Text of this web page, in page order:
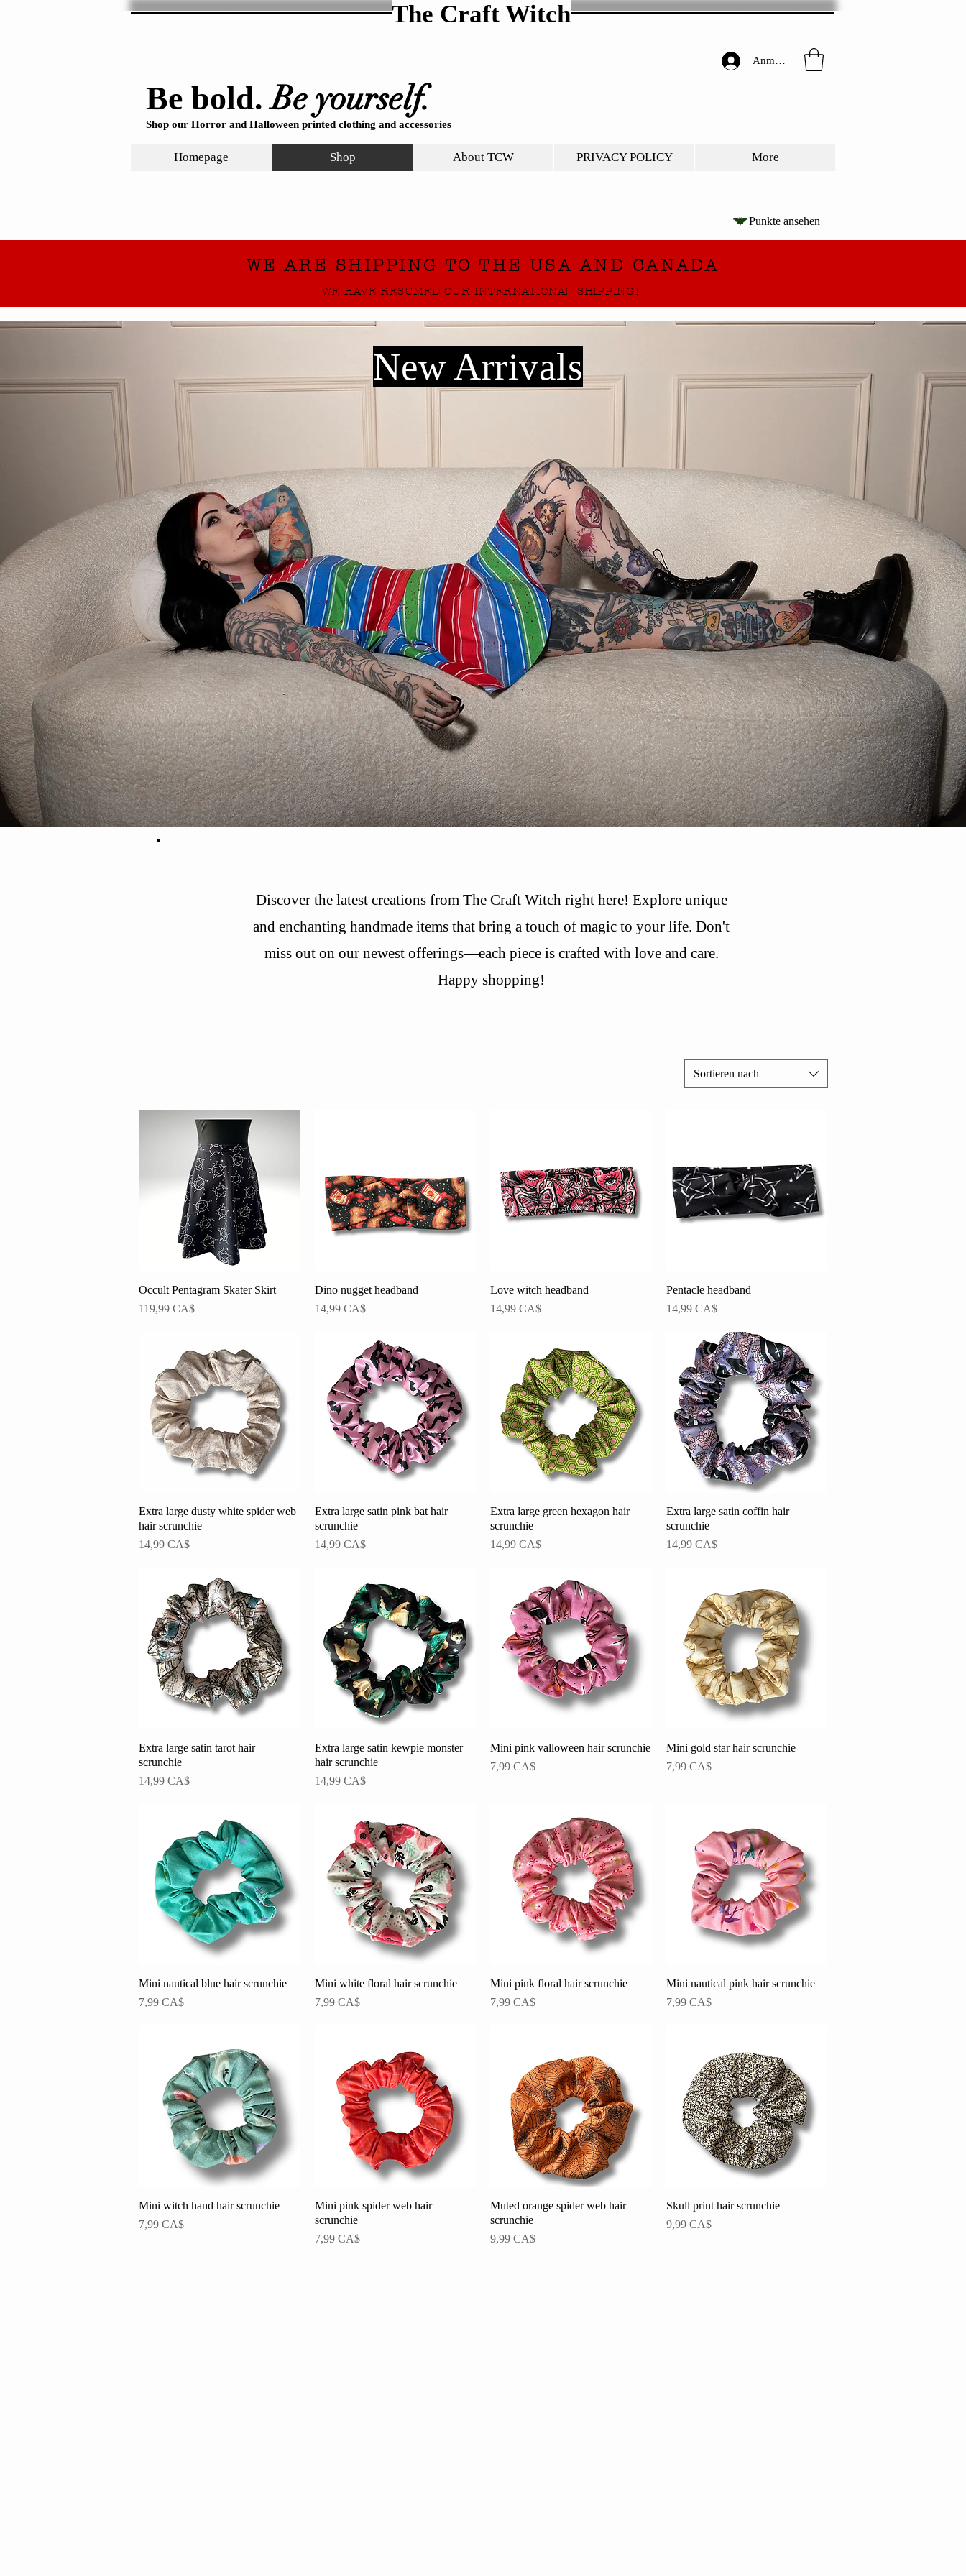
The Craft Witch
Anmelden
Be bold.Be yourself.
Shop our Horror and Halloween printed clothing and accessories
Homepage Shop About TCW PRIVACY POLICY More
Punkte ansehen
WE ARE SHIPPING TO THE USA AND CANADA
WE HAVE RESUMED OUR INTERNATIONAL SHIPPING!
New Arrivals
Discover the latest creations from The Craft Witch right here! Explore unique
and enchanting handmade items that bring a touch of magic to your life. Don't
miss out on our newest offerings—each piece is crafted with love and care.
Happy shopping!
Sortieren nach
Schnellansicht
Occult Pentagram Skater Skirt
Preis
119,99 CA$
Schnellansicht
Dino nugget headband
Preis
14,99 CA$
Schnellansicht
Love witch headband
Preis
14,99 CA$
Schnellansicht
Pentacle headband
Preis
14,99 CA$
Schnellansicht
Extra large dusty white spider web
hair scrunchie
Preis
14,99 CA$
Schnellansicht
Extra large satin pink bat hair
scrunchie
Preis
14,99 CA$
Schnellansicht
Extra large green hexagon hair
scrunchie
Preis
14,99 CA$
Schnellansicht
Extra large satin coffin hair
scrunchie
Preis
14,99 CA$
Schnellansicht
Extra large satin tarot hair
scrunchie
Preis
14,99 CA$
Schnellansicht
Extra large satin kewpie monster
hair scrunchie
Preis
14,99 CA$
Schnellansicht
Mini pink valloween hair scrunchie
Preis
7,99 CA$
Schnellansicht
Mini gold star hair scrunchie
Preis
7,99 CA$
Schnellansicht
Mini nautical blue hair scrunchie
Preis
7,99 CA$
Schnellansicht
Mini white floral hair scrunchie
Preis
7,99 CA$
Schnellansicht
Mini pink floral hair scrunchie
Preis
7,99 CA$
Schnellansicht
Mini nautical pink hair scrunchie
Preis
7,99 CA$
Schnellansicht
Mini witch hand hair scrunchie
Preis
7,99 CA$
Schnellansicht
Mini pink spider web hair
scrunchie
Preis
7,99 CA$
Schnellansicht
Muted orange spider web hair
scrunchie
Preis
9,99 CA$
Schnellansicht
Skull print hair scrunchie
Preis
9,99 CA$